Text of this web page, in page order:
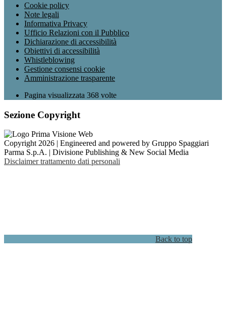
Cookie policy
Note legali
Informativa Privacy
Ufficio Relazioni con il Pubblico
Dichiarazione di accessibilità
Obiettivi di accessibilità
Whistleblowing
Gestione consensi cookie
Amministrazione trasparente
Pagina visualizzata 368 volte
Sezione Copyright
Copyright 2026 | Engineered and powered by Gruppo Spaggiari
Parma S.p.A. | Divisione Publishing & New Social Media
Disclaimer trattamento dati personali
Back to top